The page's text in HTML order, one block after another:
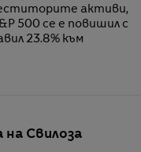
активи,
500 се е повишил с
23.8% към
на Свилоза